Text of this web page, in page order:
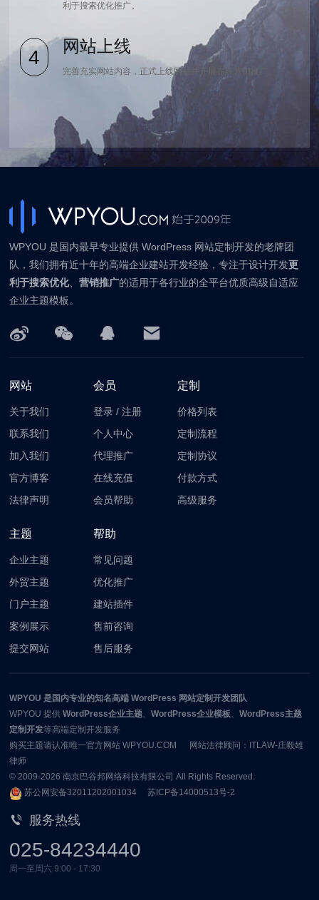
利于搜索优化推广。
4
网站上线
完善充实网站内容，正式上线网站并开展在线营销推广。
WPYOU 是国内最早专业提供 WordPress 网站定制开发的老牌团
队，我们拥有近十年的高端企业建站开发经验，专注于设计开发更
利于搜索优化、营销推广的适用于各行业的全平台优质高级自适应
企业主题模板。
网站
关于我们
联系我们
加入我们
官方博客
法律声明
会员
登录 /注册
个人中心
代理推广
在线充值
会员帮助
定制
价格列表
定制流程
定制协议
付款方式
高级服务
主题
企业主题
外贸主题
门户主题
案例展示
提交网站
帮助
常见问题
优化推广
建站插件
售前咨询
售后服务
WPYOU 是国内专业的知名高端 WordPress 网站定制开发团队
WPYOU 提供WordPress企业主题、WordPress企业模板、WordPress主题
定制开发等高端定制开发服务
购买主题请认准唯一官方网站 WPYOU.COM 网站法律顾问：ITLAW-庄毅雄
律师
© 2009-2026南京巴谷邦网络科技有限公司 All Rights Reserved.
苏公网安备32011202001034
苏ICP备14000513号-2
服务热线
025-84234440
周一至周六 9:00 - 17:30